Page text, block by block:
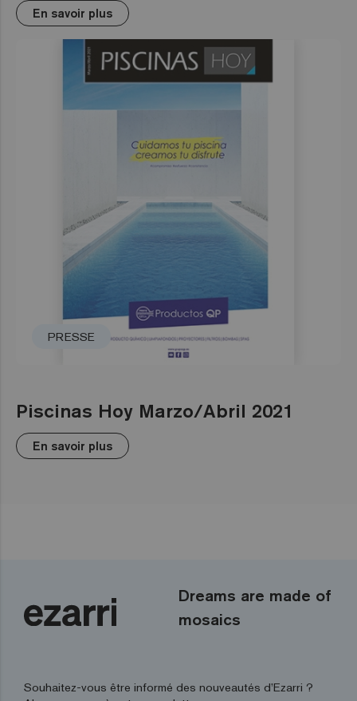
En savoir plus
PRESSE
Piscinas Hoy Marzo/Abril 2021
En savoir plus
Dreams are made of
mosaics
Souhaitez-vous être informé des nouveautés d’Ezarri ?